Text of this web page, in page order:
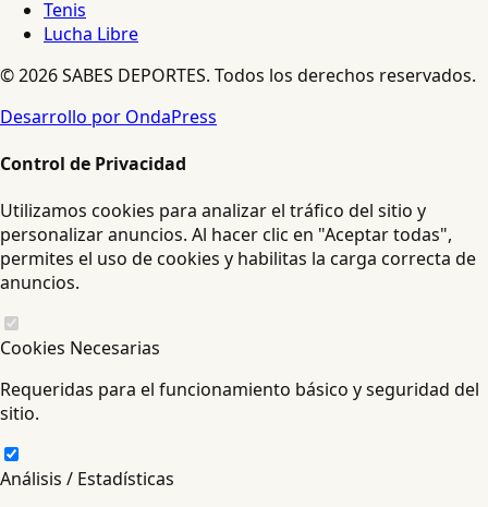
Tenis
Lucha Libre
© 2026 SABES DEPORTES. Todos los derechos reservados.
Desarrollo por OndaPress
Control de Privacidad
Utilizamos cookies para analizar el tráfico del sitio y
personalizar anuncios. Al hacer clic en "Aceptar todas",
permites el uso de cookies y habilitas la carga correcta de
anuncios.
Cookies Necesarias
Requeridas para el funcionamiento básico y seguridad del
sitio.
Análisis / Estadísticas